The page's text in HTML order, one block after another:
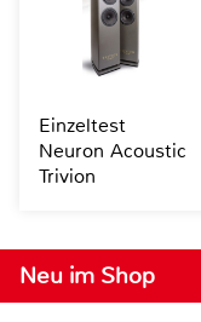
Neu im Shop
Einzeltest
Neuron Acoustic
Trivion